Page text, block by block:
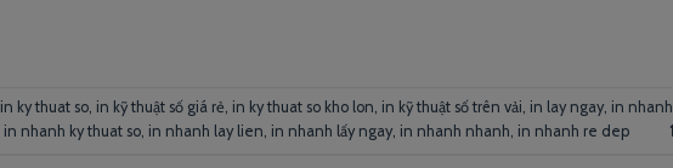
in ky thuat so, in kỹ thuật số giá rẻ, in ky thuat so kho lon, in kỹ thuật số trên vải, in lay ngay, in nhanh
in nhanh ky thuat so, in nhanh lay lien, in nhanh lấy ngay, in nhanh nhanh, in nhanh re dep 1